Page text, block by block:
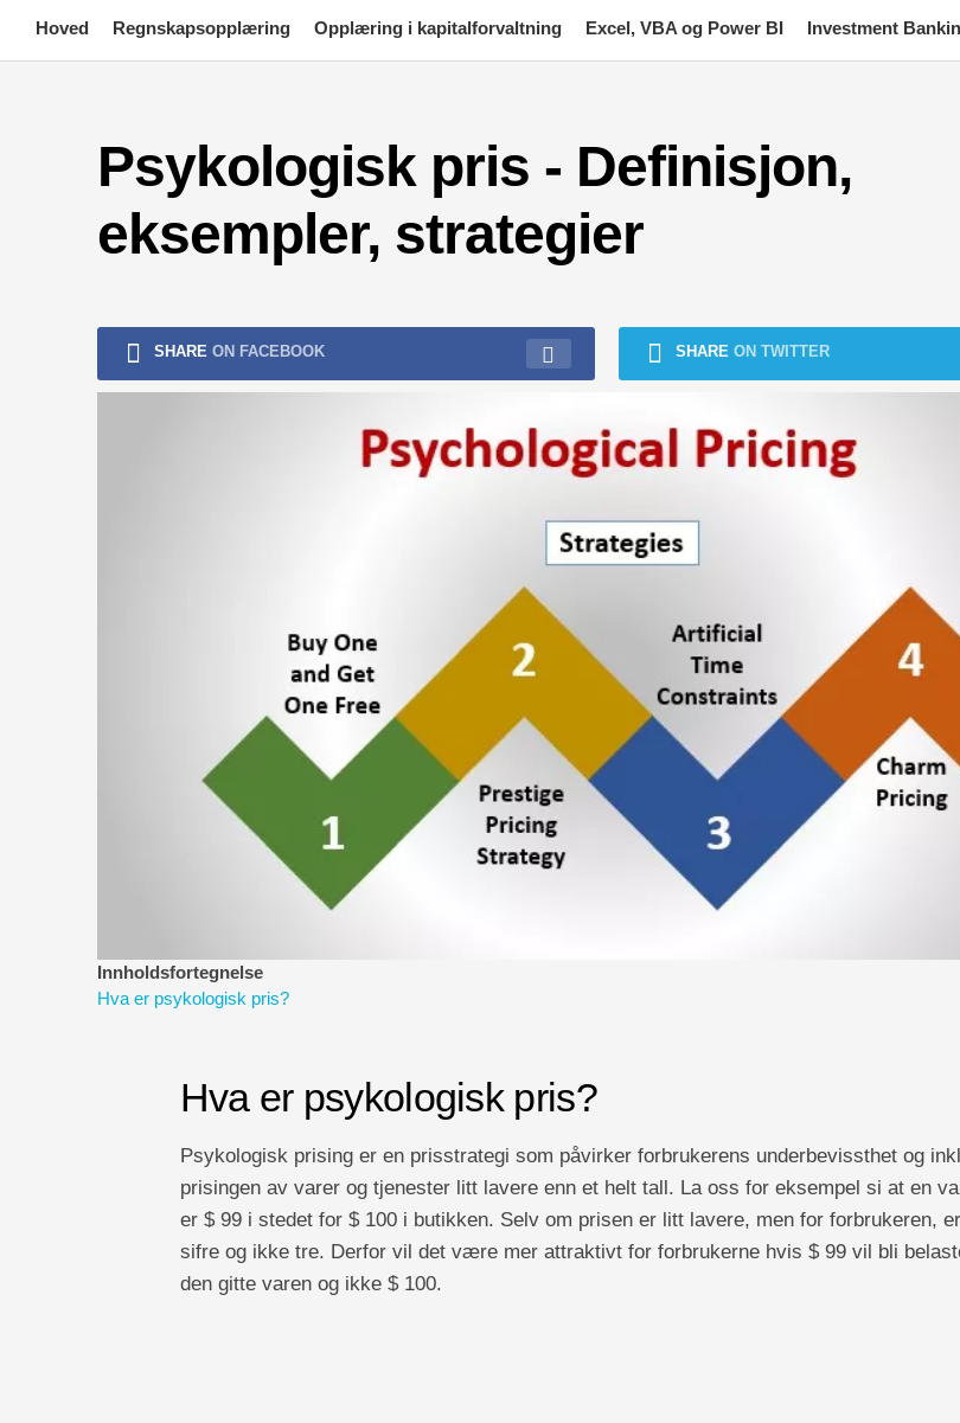
content
Hoved Regnskapsopplæring Opplæring i kapitalforvaltning Excel, VBA og Power BI Investment
Psykologisk pris - Definisjon,
eksempler, strategier
SHARE ON FACEBOOK SHARE ON TWITTER
Innholdsfortegnelse
Hva er psykologisk pris?
Hva er psykologisk pris?
Psykologisk prising er en prisstrategi som påvirker forbrukerens underbevissthet og
prisingen av varer og tjenester litt lavere enn et helt tall. La oss for eksempel si at en
er $ 99 i stedet for $ 100 i butikken. Selv om prisen er litt lavere, men for forbrukeren,
sifre og ikke tre. Derfor vil det være mer attraktivt for forbrukerne hvis $ 99 vil bli
den gitte varen og ikke $ 100.